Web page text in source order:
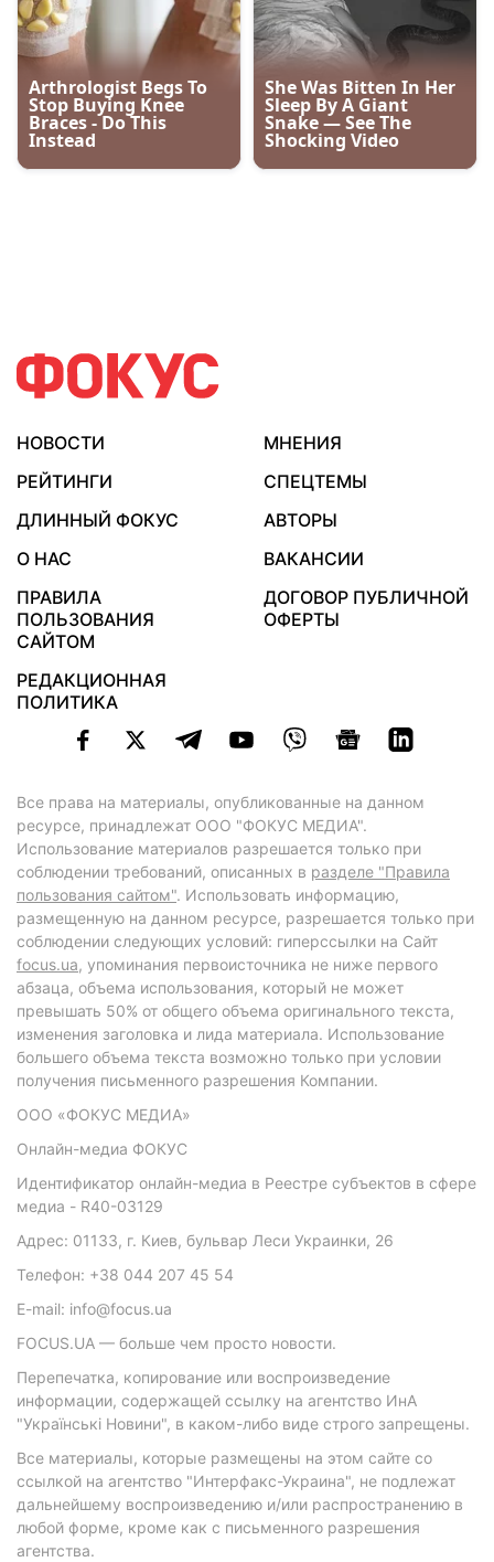
НОВОСТИ
МНЕНИЯ
РЕЙТИНГИ
СПЕЦТЕМЫ
ДЛИННЫЙ ФОКУС
АВТОРЫ
О НАС
ВАКАНСИИ
ПРАВИЛА
ПОЛЬЗОВАНИЯ
САЙТОМ
ДОГОВОР ПУБЛИЧНОЙ
ОФЕРТЫ
РЕДАКЦИОННАЯ
ПОЛИТИКА
Все права на материалы, опубликованные на данном
ресурсе, принадлежат ООО "ФОКУС МЕДИА".
Использование материалов разрешается только при
соблюдении требований, описанных в разделе "Правила
пользования сайтом". Использовать информацию,
размещенную на данном ресурсе, разрешается только при
соблюдении следующих условий: гиперссылки на Сайт
focus.ua, упоминания первоисточника не ниже первого
абзаца, объема использования, который не может
превышать 50% от общего объема оригинального текста,
изменения заголовка и лида материала. Использование
большего объема текста возможно только при условии
получения письменного разрешения Компании.
ООО «ФОКУС МЕДИА»
Онлайн-медиа ФОКУС
Идентификатор онлайн-медиа в Реестре субъектов в сфере
медиа - R40-03129
Адрес: 01133, г. Киев, бульвар Леси Украинки, 26
Телефон: +38 044 207 45 54
E-mail: info@focus.ua
FOCUS.UA — больше чем просто новости.
Перепечатка, копирование или воспроизведение
информации, содержащей ссылку на агентство ИнА
"Українські Новини", в каком-либо виде строго запрещены.
Все материалы, которые размещены на этом сайте со
ссылкой на агентство "Интерфакс-Украина", не подлежат
дальнейшему воспроизведению и/или распространению в
любой форме, кроме как с письменного разрешения
агентства.